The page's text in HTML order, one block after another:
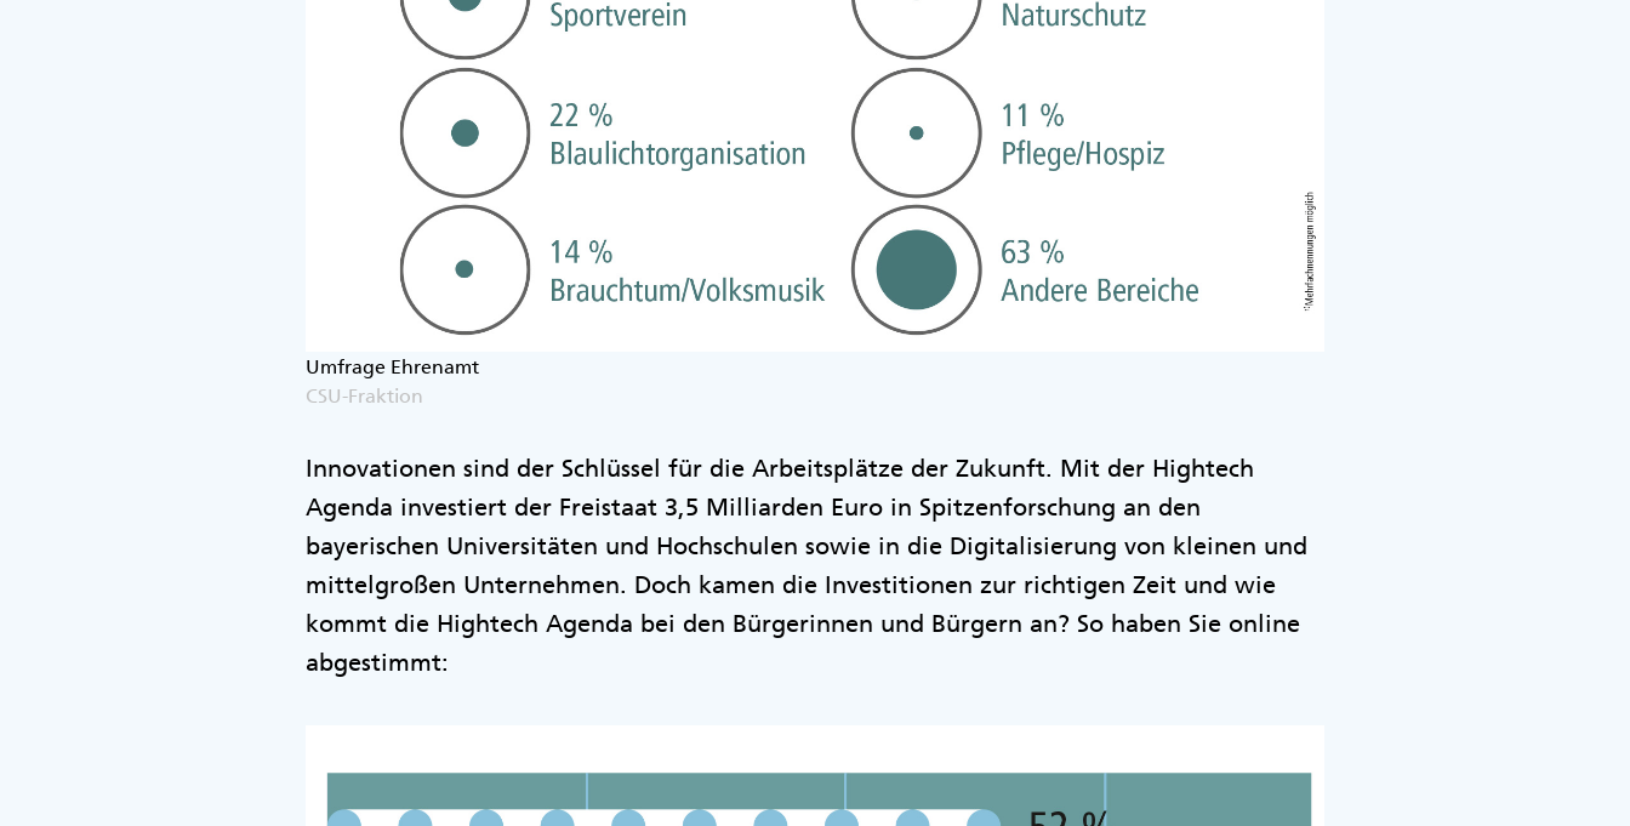
Umfrage Ehrenamt
CSU-Fraktion
Innovationen sind der Schlüssel für die Arbeitsplätze der Zukunft. Mit der Hightech
Agenda investiert der Freistaat 3,5 Milliarden Euro in Spitzenforschung an den
bayerischen Universitäten und Hochschulen sowie in die Digitalisierung von kleinen und
mittelgroßen Unternehmen. Doch kamen die Investitionen zur richtigen Zeit und wie
kommt die Hightech Agenda bei den Bürgerinnen und Bürgern an? So haben Sie online
abgestimmt: